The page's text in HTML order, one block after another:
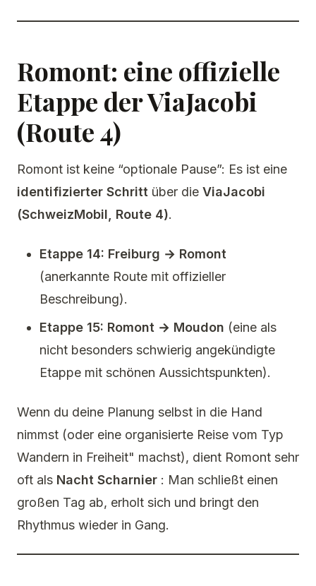
Romont: eine offizielle
Etappe der ViaJacobi
(Route 4)
Romont ist keine “optionale Pause”: Es ist eine
identifizierter Schritt über die ViaJacobi
(SchweizMobil, Route 4).
Etappe 14: Freiburg → Romont
(anerkannte Route mit offizieller
Beschreibung).
Etappe 15: Romont → Moudon (eine als
nicht besonders schwierig angekündigte
Etappe mit schönen Aussichtspunkten).
Wenn du deine Planung selbst in die Hand
nimmst (oder eine organisierte Reise vom Typ
Wandern in Freiheit" machst), dient Romont sehr
oft als Nacht Scharnier : Man schließt einen
großen Tag ab, erholt sich und bringt den
Rhythmus wieder in Gang.